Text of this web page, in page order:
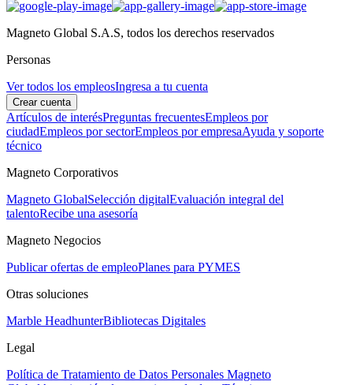
Magneto Global S.A.S, todos los derechos reservados
Personas
Ver todos los empleosIngresa a tu cuenta
Crear cuenta
Artículos de interésPreguntas frecuentesEmpleos por
ciudadEmpleos por sectorEmpleos por empresaAyuda y soporte
técnico
Magneto Corporativos
Magneto GlobalSelección digitalEvaluación integral del
talentoRecibe una asesoría
Magneto Negocios
Publicar ofertas de empleoPlanes para PYMES
Otras soluciones
Marble HeadhunterBibliotecas Digitales
Legal
Política de Tratamiento de Datos Personales Magneto